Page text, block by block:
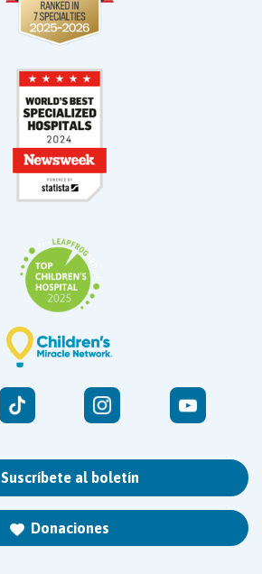
Suscríbete al boletín
Donaciones